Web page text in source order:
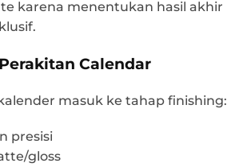
karena menentukan hasil akhir
Calendar
masuk ke tahap finishing:
presisi
gloss